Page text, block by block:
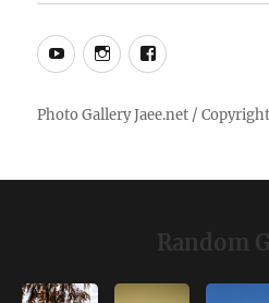
YouTubeInstagramFacebook
Random